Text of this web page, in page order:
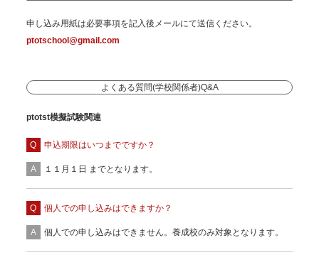
申し込み用紙は必要事項を記入後メールにて送信ください。
ptotschool@gmail.com
よくある質問(学校関係者)Q&A
ptotst模擬試験関連
申込期限はいつまでですか？
１１月１日 までとなります。
個人での申し込みはできますか？
個人での申し込みはできません。養成校のみ対象となります。